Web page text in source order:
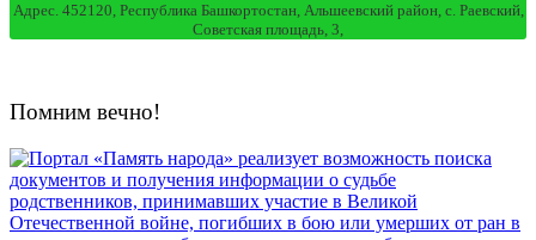
Адрес. 452120, Республика Башкортостан, Альшеевский район, с. Раевский,
Советская площадь, 3,
Помним вечно!